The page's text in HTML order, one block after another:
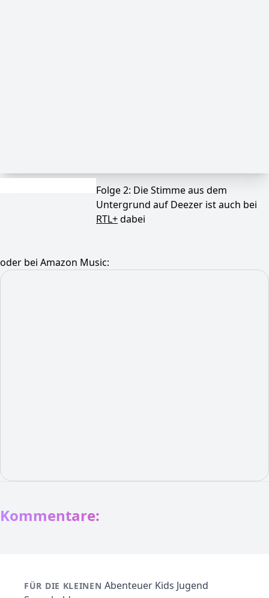
Folge 2: Die Stimme aus dem
Untergrund auf Deezer ist auch bei
RTL+dabei
oder bei Amazon Music:
Kommentare:
FÜR DIE KLEINEN Abenteuer Kids Jugend